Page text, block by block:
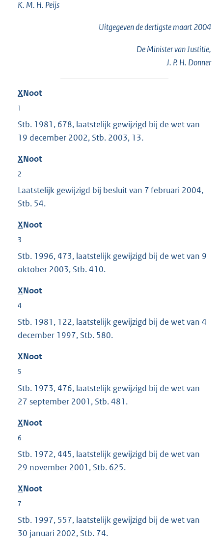
K. M. H. Peijs
Uitgegeven dedertigstemaart 2004
De Minister van Justitie,
J. P. H. Donner
XNoot
1
Stb. 1981, 678, laatstelijk gewijzigd bij de wet van
19 december 2002, Stb. 2003, 13.
XNoot
2
Laatstelijk gewijzigd bij besluit van 7 februari 2004,
Stb. 54.
XNoot
3
Stb. 1996, 473, laatstelijk gewijzigd bij de wet van 9
oktober 2003, Stb. 410.
XNoot
4
Stb. 1981, 122, laatstelijk gewijzigd bij de wet van 4
december 1997, Stb. 580.
XNoot
5
Stb. 1973, 476, laatstelijk gewijzigd bij de wet van
27 september 2001, Stb. 481.
XNoot
6
Stb. 1972, 445, laatstelijk gewijzigd bij de wet van
29 november 2001, Stb. 625.
XNoot
7
Stb. 1997, 557, laatstelijk gewijzigd bij de wet van
30 januari 2002, Stb. 74.